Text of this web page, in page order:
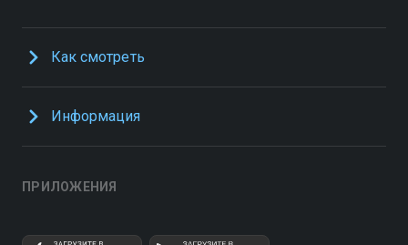
Как смотреть
Информация
ПРИЛОЖЕНИЯ